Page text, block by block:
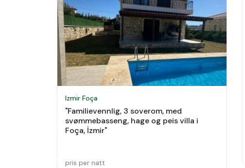
Izmir Foça
"Familievennlig, 3 soverom, med
svømmebasseng, hage og peis villa i
Foça, İzmir"
pris per natt